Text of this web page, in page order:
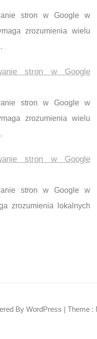
stron w Google w
zrozumienia wielu
stron w Google
stron w Google w
zrozumienia wielu
stron w Google
stron w Google w
zrozumienia lokalnych
By WordPress | Theme :